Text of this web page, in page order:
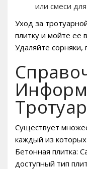
или смеси
Уход за
плитку и мойте ее
Удаляйте
Существует
каждый из
Бетонная плитка:
доступный тип